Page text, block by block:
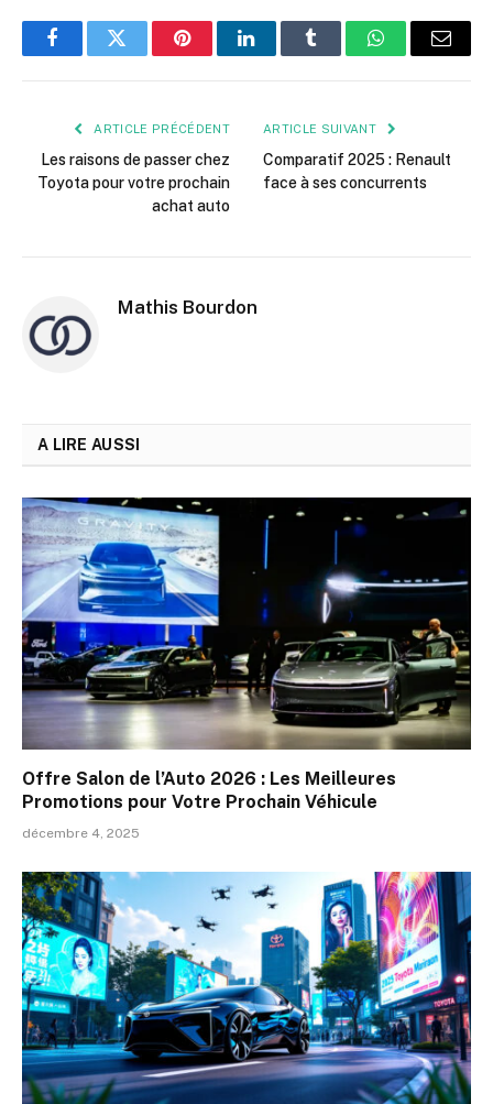
FacebookTwitter PinterestLinkedInTumblr WhatsApp
E-
ARTICLE PRÉCÉDENT
Les raisons de passer chez
Toyota pour votre prochain
achat auto
ARTICLE SUIVANT
Comparatif 2025 : Renault
face à ses concurrents
Mathis Bourdon
A LIRE AUSSI
Offre Salon de l’Auto 2026 : Les Meilleures
Promotions pour Votre Prochain Véhicule
décembre 4, 2025